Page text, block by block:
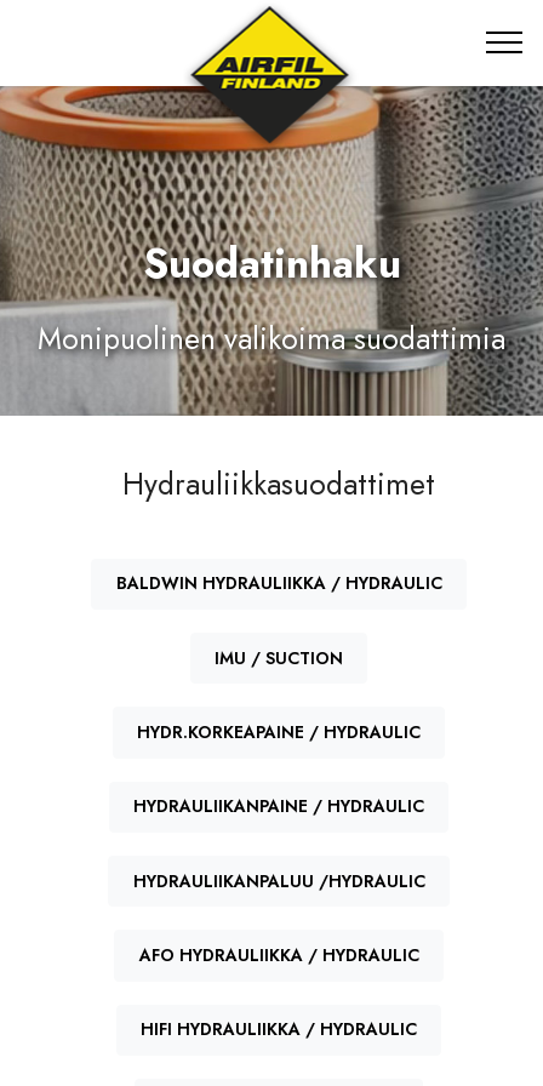
Suodatinhaku
Monipuolinen valikoima suodattimia
Hydrauliikkasuodattimet
BALDWIN HYDRAULIIKKA / HYDRAULIC
IMU / SUCTION
HYDR.KORKEAPAINE / HYDRAULIC
HYDRAULIIKANPAINE / HYDRAULIC
HYDRAULIIKANPALUU /HYDRAULIC
AFO HYDRAULIIKKA / HYDRAULIC
HIFI HYDRAULIIKKA / HYDRAULIC